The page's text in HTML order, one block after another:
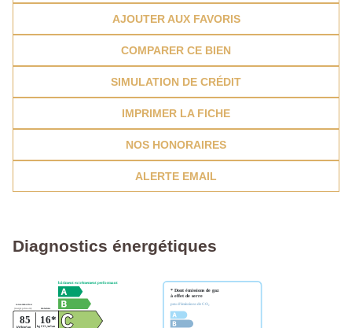
AJOUTER AUX FAVORIS
COMPARER CE BIEN
SIMULATION DE CRÉDIT
IMPRIMER LA FICHE
NOS HONORAIRES
ALERTE EMAIL
Diagnostics énergétiques